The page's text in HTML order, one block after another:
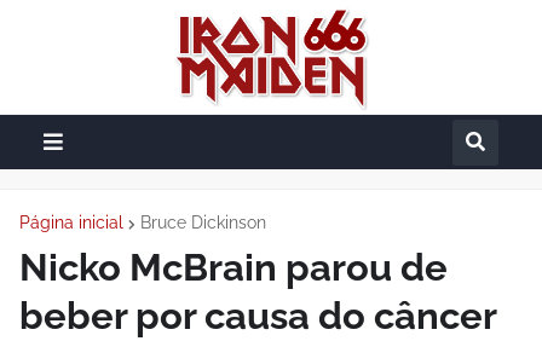
Página inicial Bruce Dickinson
Nicko McBrain parou de
beber por causa do câncer